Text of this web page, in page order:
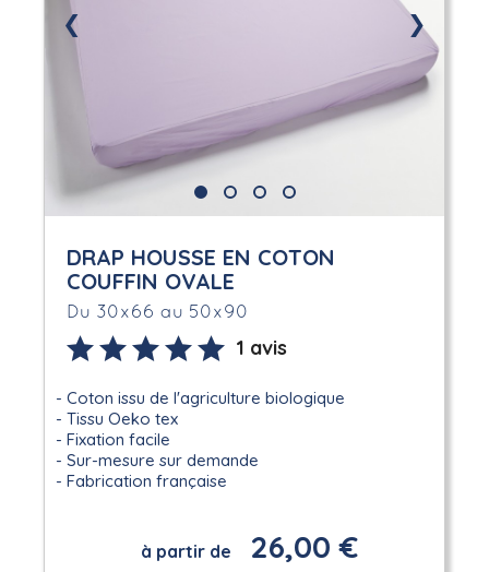
❮ ❯
DRAP HOUSSE EN COTON
COUFFIN OVALE
Du 30x66 au 50x90
1 avis
Coton issu de l'agriculture biologique
Tissu Oeko tex
Fixation facile
Sur-mesure sur demande
Fabrication française
à partir de 26,00 €